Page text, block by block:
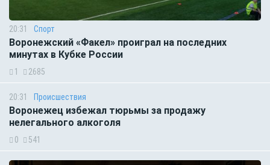
20:31 Спорт
Воронежский «Факел» проиграл на последних
минутах в Кубке России
1 2685
20:31 Происшествия
Воронежец избежал тюрьмы за продажу
нелегального алкоголя
0 541